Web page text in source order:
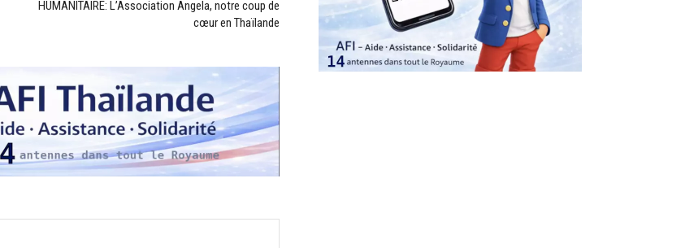
HUMANITAIRE: L’Association Angela, notre coup de
cœur en Thaïlande